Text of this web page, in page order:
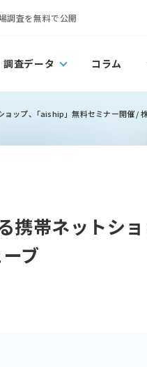
調査を無料で公開
調査データ コラム
ョップ、｢aiship」無料セミナー開催 /
携帯ネットシ
ブ